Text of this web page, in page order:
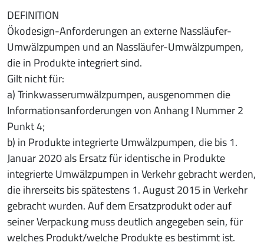
DEFINITION
Ökodesign-Anforderungen an externe Nassläufer-
Umwälzpumpen und an Nassläufer-Umwälzpumpen,
die in Produkte integriert sind.
Gilt nicht für:
a) Trinkwasserumwälzpumpen, ausgenommen die
Informationsanforderungen von Anhang I Nummer 2
Punkt 4;
b) in Produkte integrierte Umwälzpumpen, die bis 1.
Januar 2020 als Ersatz für identische in Produkte
integrierte Umwälzpumpen in Verkehr gebracht werden,
die ihrerseits bis spätestens 1. August 2015 in Verkehr
gebracht wurden. Auf dem Ersatzprodukt oder auf
seiner Verpackung muss deutlich angegeben sein, für
welches Produkt/welche Produkte es bestimmt ist.